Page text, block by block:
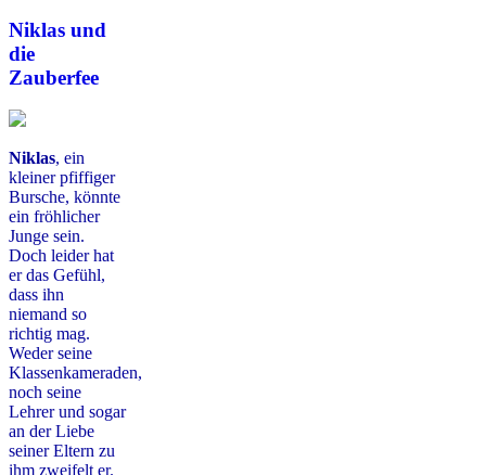
Niklas und
die
Zauberfee
Niklas, ein
kleiner pfiffiger
Bursche, könnte
ein fröhlicher
Junge sein.
Doch leider hat
er das Gefühl,
dass ihn
niemand so
richtig mag.
Weder seine
Klassenkameraden,
noch seine
Lehrer und sogar
an der Liebe
seiner Eltern zu
ihm zweifelt er.